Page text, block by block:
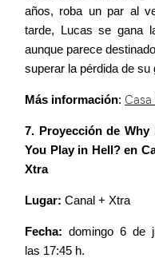
años, roba un par al
tarde, Lucas se gana
aunque parece
superar la pérdida de su
Más información: Casa
7. Proyección de Why
You Play in Hell? en
Xtra
Lugar: Canal + Xtra
Fecha: domingo 6 de
las 17:45 h.